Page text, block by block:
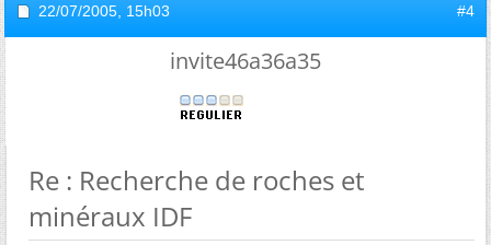
22/07/2005, 15h03 #4
invite46a36a35
Re : Recherche de roches et
minéraux IDF